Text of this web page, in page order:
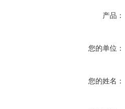
产品：
您的单位：
您的姓名：